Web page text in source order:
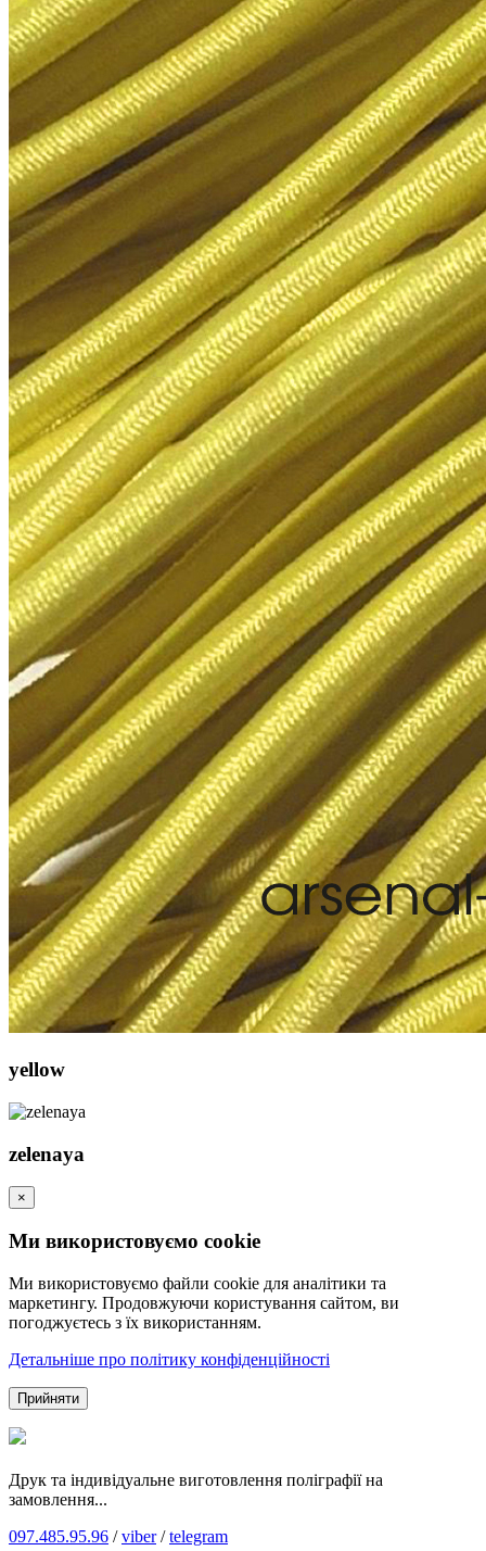
yellow
zelenaya
×
Ми використовуємо cookie
Ми використовуємо файли cookie для аналітики та
маркетингу. Продовжуючи користування сайтом, ви
погоджуєтесь з їх використанням.
Детальніше про політику конфіденційності
Прийняти
Друк та індивідуальне виготовлення поліграфії на
замовлення...
097.485.95.96 /viber/telegram